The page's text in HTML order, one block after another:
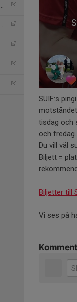
SUIF:s
tisdag och
och fredag.
Du vill väl
Biljett =
Biljetter till
Vi ses på